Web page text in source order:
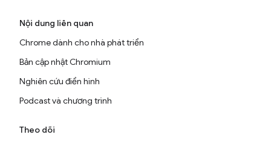
Nội dung liên quan
Chrome dành cho nhà phát triển
Bản cập nhật Chromium
Nghiên cứu điển hình
Podcast và chương trình
Theo dõi